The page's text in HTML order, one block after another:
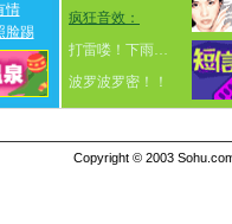
情
脸踢
疯狂音效：
打雷喽！下雨…
波罗波罗密！！
Copyright © 2003